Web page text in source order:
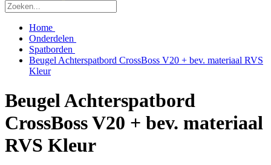
Home
Onderdelen
Spatborden
Beugel Achterspatbord CrossBoss V20 + bev. materiaal RVS
Kleur
Beugel Achterspatbord
CrossBoss V20 + bev. materiaal
RVS Kleur